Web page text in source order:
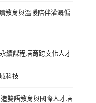
教育與溫暖陪伴灌溉偏
續課程培育跨文化人才
科技
雙語教育與國際人才培